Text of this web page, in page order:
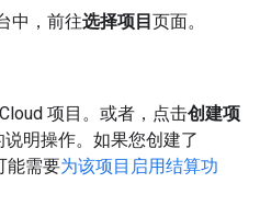
中，前往选择项目页面。
项目。或者，点击创建项
说明操作。如果您创建了
能需要为该项目启用结算功